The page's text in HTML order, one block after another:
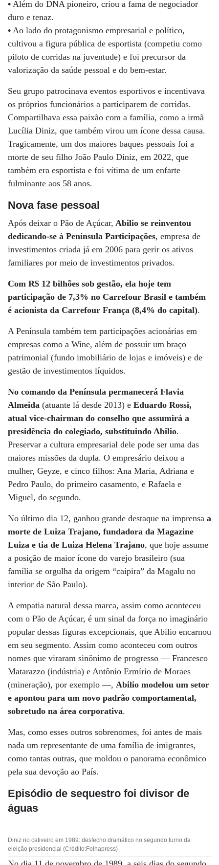
• Além do DNA pioneiro, criou a fama de negociador
duro e tenaz.
• Ao lado do protagonismo empresarial e político,
cultivou a figura pública de esportista (competiu como
piloto de corridas na juventude) e foi precursor da
valorização da saúde pessoal e do bem-estar.
Seu grupo patrocinava eventos esportivos e incentivava
os próprios funcionários a participarem de corridas.
Compartilhava essa paixão com a família, como a irmã
Lucília Diniz, que também virou um ícone dessa causa.
Tragicamente, um dos maiores baques pessoais foi a
morte de seu filho João Paulo Diniz, em 2022, que
também era esportista e foi vítima de um enfarte
fulminante aos 58 anos.
Nova fase pessoal
Após deixar o Pão de Açúcar, Abilio se reinventou
dedicando-se à Península Participações, empresa de
investimentos criada já em 2006 para gerir os ativos
familiares por meio de investimentos privados.
Com R$ 12 bilhões sob gestão, ela hoje tem
participação de 7,3% no Carrefour Brasil e também
é acionista da Carrefour França (8,4% do capital).
A Península também tem participações acionárias em
empresas como a Wine, além de possuir um braço
patrimonial (fundo imobiliário de lojas e imóveis) e de
gestão de investimentos líquidos.
No comando da Península permanecerá Flavia
Almeida (atuante lá desde 2013) e Eduardo Rossi,
atual vice-chairman do conselho que assumirá a
presidência do colegiado, substituindo Abilio.
Preservar a cultura empresarial dele pode ser uma das
maiores missões da dupla. O empresário deixou a
mulher, Geyze, e cinco filhos: Ana Maria, Adriana e
Pedro Paulo, do primeiro casamento, e Rafaela e
Miguel, do segundo.
No último dia 12, ganhou grande destaque na imprensa a
morte de Luiza Trajano, fundadora da Magazine
Luiza e tia de Luiza Helena Trajano, que hoje assume
a posição de maior ícone do varejo brasileiro (sua
família se orgulha da origem “caipira” da Magalu no
interior de São Paulo).
A empatia natural dessa marca, assim como aconteceu
com o Pão de Açúcar, é um sinal da força no imaginário
popular dessas figuras excepcionais, que Abilio encarnou
em seu segmento. Assim como aconteceu com outros
nomes que viraram sinônimo de progresso — Francesco
Matarazzo (indústria) e Antônio Ermírio de Moraes
(mineração), por exemplo —, Abilio modelou um setor
e apontou para um novo padrão comportamental,
sobretudo na área corporativa.
Mas, como esses outros sobrenomes, foi antes de mais
nada um representante de uma família de imigrantes,
como tantas outras, que moldou o panorama econômico
pela sua devoção ao País.
Episódio de sequestro foi divisor de
águas
Diniz no cativeiro em 1989: desfecho dramático no segundo turno da
eleição presidencial (Crédito:Folhapress)